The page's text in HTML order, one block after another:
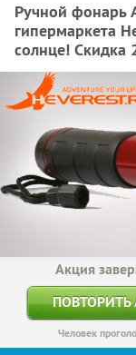
Ручной фонарь
гипермаркета
солнце! Скидка
Акция
Человек